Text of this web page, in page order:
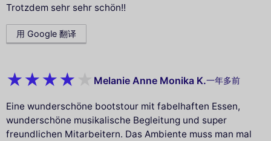
Trotzdem sehr sehr schön!!
用 Google 翻译
Melanie Anne Monika K.一年多前
Eine wunderschöne bootstour mit fabelhaften Essen,
wunderschöne musikalische Begleitung und super
freundlichen Mitarbeitern. Das Ambiente muss man mal